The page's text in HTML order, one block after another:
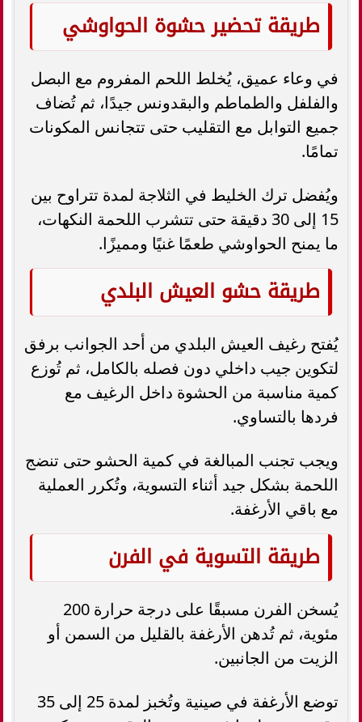
طريقة تحضير حشوة الحواوشي
في وعاء عميق، يُخلط اللحم المفروم مع البصل
والفلفل والطماطم والبقدونس جيدًا، ثم تُضاف
جميع التوابل مع التقليب حتى تتجانس المكونات
تمامًا.
ويُفضل ترك الخليط في الثلاجة لمدة تتراوح بين
15 إلى 30 دقيقة حتى تتشرب اللحمة النكهات،
ما يمنح الحواوشي طعمًا غنيًا ومميزًا.
طريقة حشو العيش البلدي
يُفتح رغيف العيش البلدي من أحد الجوانب برفق
لتكوين جيب داخلي دون فصله بالكامل، ثم تُوزع
كمية مناسبة من الحشوة داخل الرغيف مع
فردها بالتساوي.
ويجب تجنب المبالغة في كمية الحشو حتى تنضج
اللحمة بشكل جيد أثناء التسوية، وتُكرر العملية
مع باقي الأرغفة.
طريقة التسوية في الفرن
يُسخن الفرن مسبقًا على درجة حرارة 200
مئوية، ثم تُدهن الأرغفة بالقليل من السمن أو
الزيت من الجانبين.
توضع الأرغفة في صينية وتُخبز لمدة 25 إلى 35